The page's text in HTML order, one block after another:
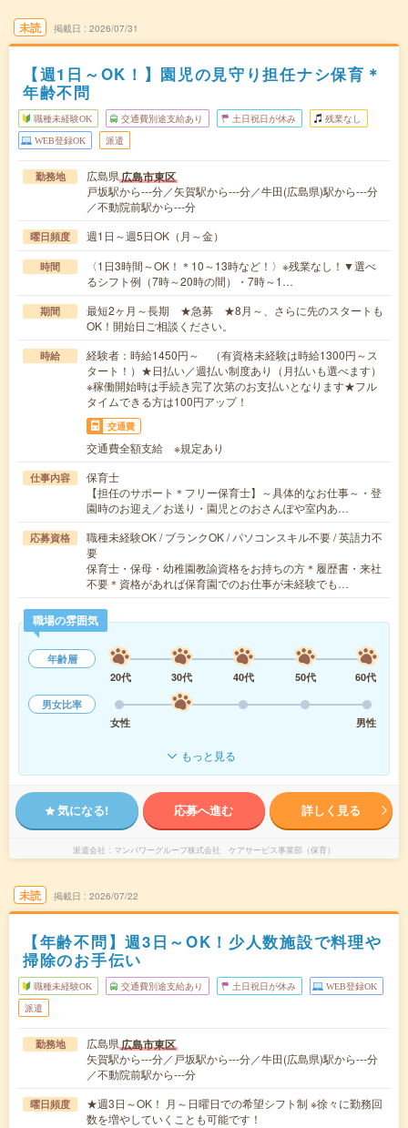
未読 掲載日 2026/07/31
【週1日～OK！】園児の見守り担任ナシ保育＊
年齢不問
職種未経験OK 交通費別途支給あり 土日祝日が休み 残業なし
WEB登録OK 派遣
勤務地 広島県広島市東区
戸坂駅から---分／矢賀駅から---分／牛田(広島県)駅から---分
／不動院前駅から---分
曜日頻度 週1日～週5日OK（月～金）
時間
〈1日3時間～OK！＊10～13時など！〉※残業なし！▼選べ
るシフト例（7時～20時の間）・7時～1…
期間
最短2ヶ月～長期 ★急募 ★8月～、さらに先のスタートも
OK！開始日ご相談ください。
時給
経験者：時給1450円～ （有資格未経験は時給1300円～ス
タート！）★日払い／週払い制度あり（月払いも選べます）
※稼働開始時は手続き完了次第のお支払いとなります★フル
タイムできる方は100円アップ！
交通費
交通費全額支給 ※規定あり
仕事内容
保育士
【担任のサポート＊フリー保育士】～具体的なお仕事～・登
園時のお迎え／お送り・園児とのおさんぽや室内あ…
応募資格
職種未経験OK / ブランクOK / パソコンスキル不要 / 英語力不
要
保育士・保母・幼稚園教諭資格をお持ちの方＊履歴書・来社
不要＊資格があれば保育園でのお仕事が未経験でも…
職場の雰囲気
年齢層
20代
30代 40代 50代
60代
男女比率
女性
男性
もっと見る
気になる! 応募へ進む 詳しく見る
派遣会社 マンパワーグループ株式会社 ケアサービス事業部（保育）
未読 掲載日 2026/07/22
【年齢不問】週3日～OK！少人数施設で料理や
掃除のお手伝い
職種未経験OK 交通費別途支給あり 土日祝日が休み WEB登録OK
派遣
勤務地 広島県広島市東区
矢賀駅から---分／戸坂駅から---分／牛田(広島県)駅から---分
／不動院前駅から---分
曜日頻度
★週3日～OK！ 月～日曜日での希望シフト制 ※徐々に勤務回
数を増やしていくことも可能です！